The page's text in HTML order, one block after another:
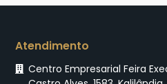
Atendimento
Centro Empresarial Feira